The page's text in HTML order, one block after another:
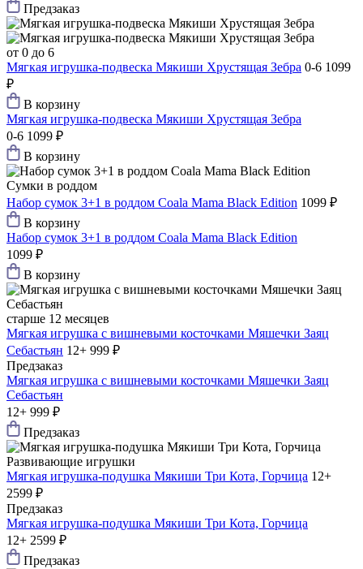
Предзаказ
от 0 до 6
Мягкая игрушка-подвеска Мякиши Хрустящая Зебра 0-6 1099
₽
В корзину
Мягкая игрушка-подвеска Мякиши Хрустящая Зебра
0-6 1099 ₽
В корзину
Сумки в роддом
Набор сумок 3+1 в роддом Coala Mama Black Edition 1099 ₽
В корзину
Набор сумок 3+1 в роддом Coala Mama Black Edition
1099 ₽
В корзину
старше 12 месяцев
Мягкая игрушка с вишневыми косточками Мяшечки Заяц
Себастьян 12+ 999 ₽
Предзаказ
Мягкая игрушка с вишневыми косточками Мяшечки Заяц
Себастьян
12+ 999 ₽
Предзаказ
Развивающие игрушки
Мягкая игрушка-подушка Мякиши Три Кота, Горчица 12+
2599 ₽
Предзаказ
Мягкая игрушка-подушка Мякиши Три Кота, Горчица
12+ 2599 ₽
Предзаказ